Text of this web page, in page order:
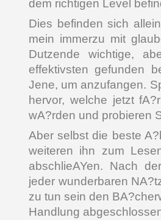
dem richtigen Level
Dies befinden sich
mein immerzu mit
Dutzende wichtige,
effektivsten gefunden
Jene, um anzufangen.
hervor, welche jetzt
wA?rden und probieren
Aber selbst die beste
weiteren ihn zum
abschlieAYen. Nach
jeder wunderbaren
zu tun sein den
Handlung